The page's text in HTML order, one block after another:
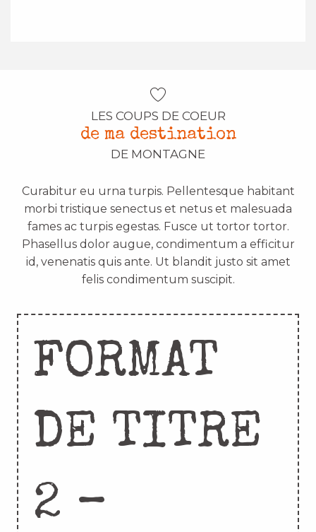
LES COUPS DE COEUR
de ma destination
DE MONTAGNE
Curabitur eu urna turpis. Pellentesque habitant
morbi tristique senectus et netus et malesuada
fames ac turpis egestas. Fusce ut tortor tortor.
Phasellus dolor augue, condimentum a efficitur
id, venenatis quis ante. Ut blandit justo sit amet
felis condimentum suscipit.
FORMAT
DE TITRE
2 –